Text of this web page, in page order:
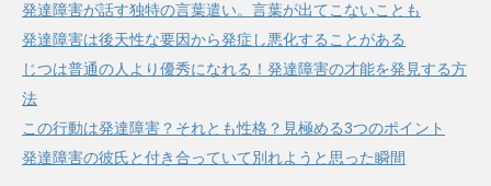
発達障害が話す独特の言葉遣い。言葉が出てこないことも
発達障害は後天性な要因から発症し悪化することがある
じつは普通の人より優秀になれる！発達障害の才能を発見する方
法
この行動は発達障害？それとも性格？見極める3つのポイント
発達障害の彼氏と付き合っていて別れようと思った瞬間